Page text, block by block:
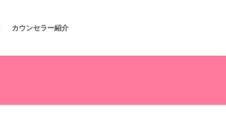
カウンセラー紹介